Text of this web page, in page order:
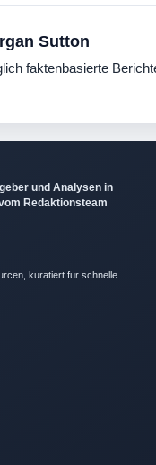
Sutton
faktenbasierte
und Analysen in
Redaktionsteam
kuratiert fur schnelle